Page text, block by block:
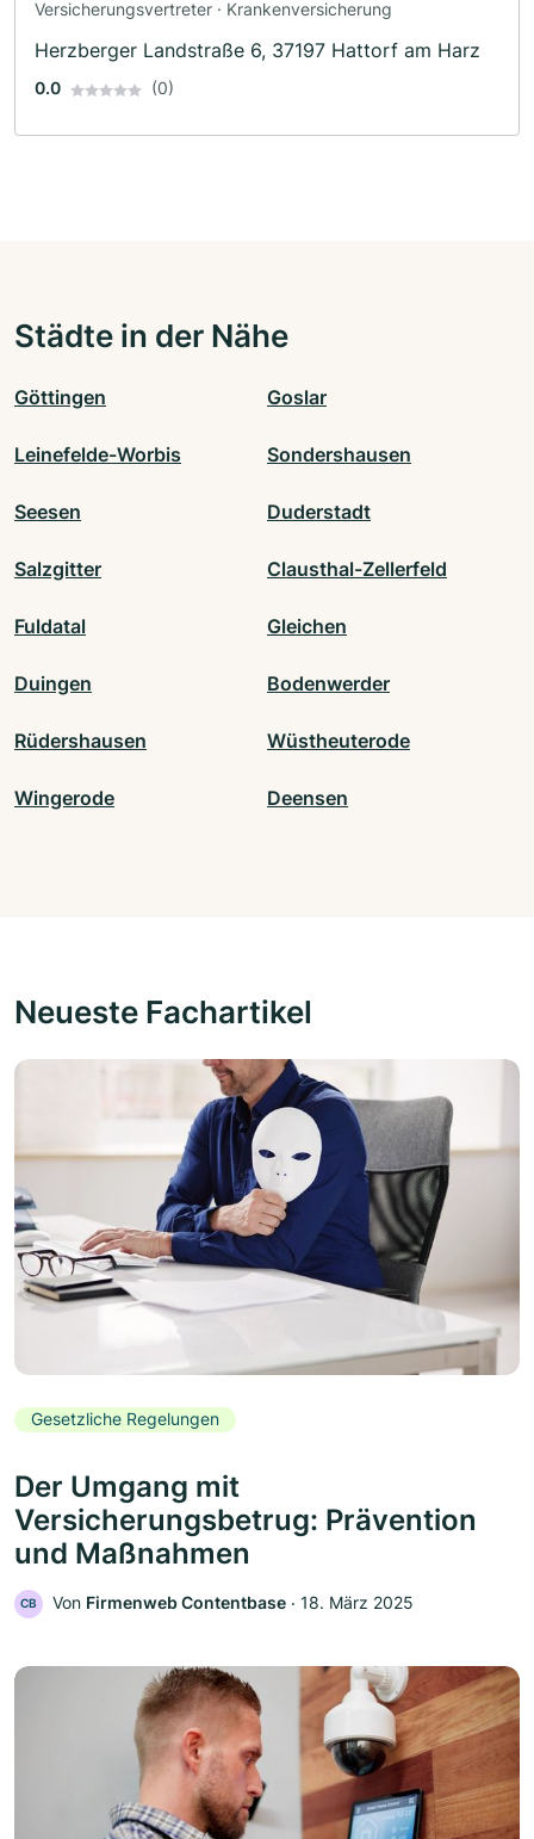
Versicherungsvertreter · Krankenversicherung
Herzberger Landstraße 6, 37197 Hattorf am Harz
0.0 (0)
Städte in der Nähe
Göttingen Goslar
Leinefelde-Worbis Sondershausen
Seesen Duderstadt
Salzgitter Clausthal-Zellerfeld
Fuldatal Gleichen
Duingen Bodenwerder
Rüdershausen Wüstheuterode
Wingerode Deensen
Neueste Fachartikel
Gesetzliche Regelungen
Der Umgang mit
Versicherungsbetrug: Prävention
und Maßnahmen
CB Von Firmenweb Contentbase ‧ 18. März 2025